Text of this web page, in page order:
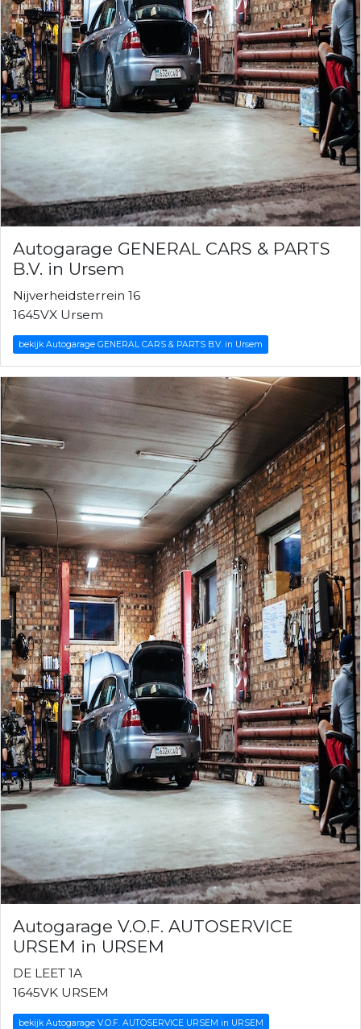
Autogarage GENERAL CARS & PARTS
B.V. in Ursem
Nijverheidsterrein 16
1645VX Ursem
bekijk Autogarage GENERAL CARS & PARTS B.V. in Ursem
Autogarage V.O.F. AUTOSERVICE
URSEM in URSEM
DE LEET 1A
1645VK URSEM
bekijk Autogarage V.O.F. AUTOSERVICE URSEM in URSEM